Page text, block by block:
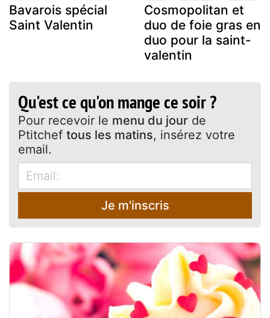
Bavarois spécial
Saint Valentin
Cosmopolitan et
duo de foie gras en
duo pour la saint-
valentin
Qu'est ce qu'on mange ce soir ?
Pour recevoir le menu du jour de
Ptitchef tous les matins, insérez votre
email.
Je m'inscris